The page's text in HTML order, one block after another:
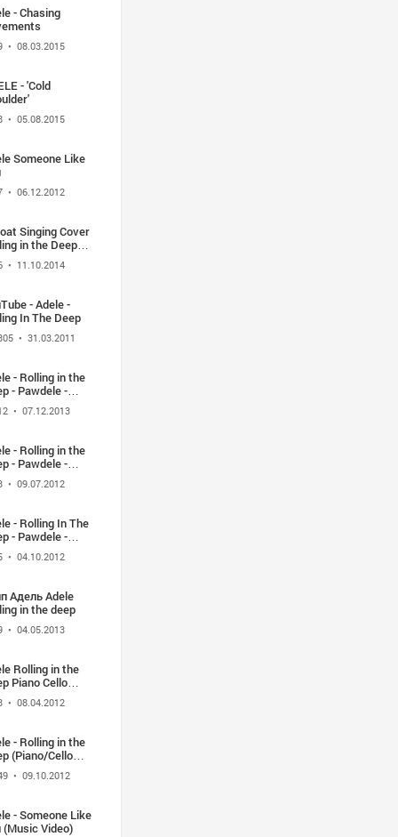
- Chasing
• 08.03.2015
- 'Cold
• 05.08.2015
Someone Like
• 06.12.2012
Singing Cover
in the Deep
• 11.10.2014
- Adele -
In The Deep
• 31.03.2011
- Rolling in the
- Pawdele -
in the Deep -
- YouTube
• 07.12.2013
- Rolling in the
- Pawdele -
in the Deep -
• 09.07.2012
- Rolling In The
- Pawdele -
в Deep -
• 04.10.2012
Адель Adele
in the deep
• 04.05.2013
Rolling in the
Piano Cello
Cover с
бесплатно
in the De
• 08.04.2012
- Rolling in the
(Piano/Cello
-• 09.10.2012
- Someone Like
(Music Video)